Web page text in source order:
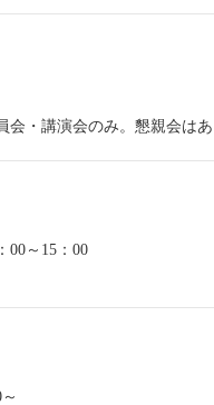
・講演会のみ。懇親会はあ
00～15：00